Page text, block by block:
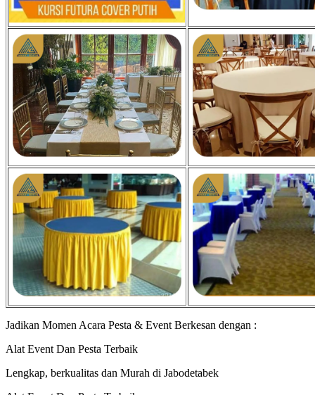
Jadikan Momen Acara Pesta & Event Berkesan dengan :
Alat Event Dan Pesta Terbaik
Lengkap, berkualitas dan Murah di Jabodetabek